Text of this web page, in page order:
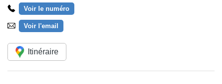
Voir le numéro
Voir l'email
Itinéraire